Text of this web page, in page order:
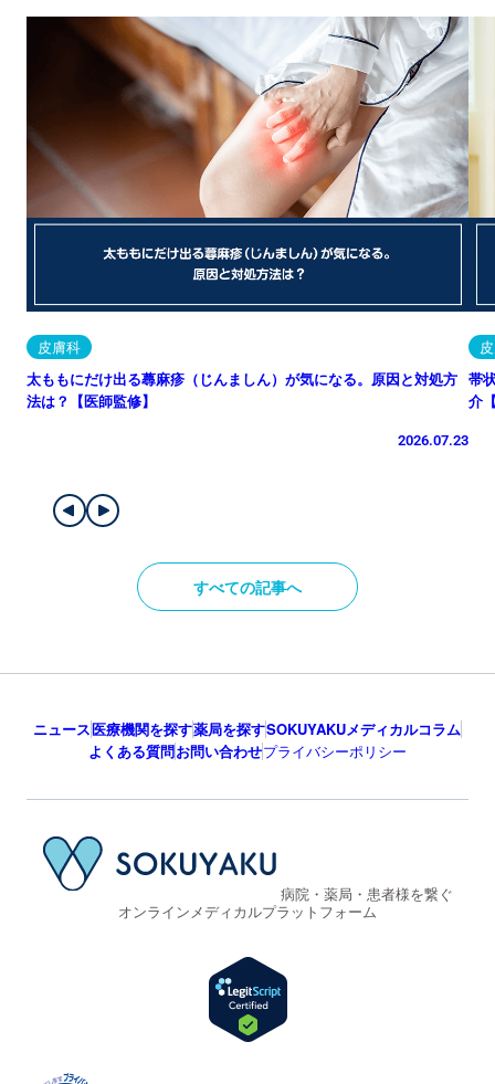
皮膚科
太ももにだけ出る蕁麻疹（じんましん）が気になる。原因と対処方
法は？【医師監修】
2026.07.23
帯
介
すべての記事へ
ニュース医療機関を探す薬局を探すSOKUYAKUメディカルコラム
よくある質問お問い合わせプライバシーポリシー
病院・薬局・患者様を繋ぐ
オンラインメディカルプラットフォーム